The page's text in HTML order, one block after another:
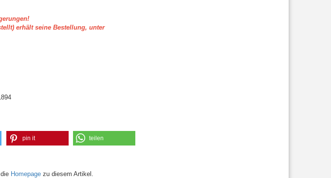
erhält seine Bestellung, unter
pin it teilen
Homepage zu diesem Artikel.